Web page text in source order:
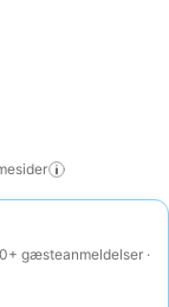
gæsteanmeldelser ·